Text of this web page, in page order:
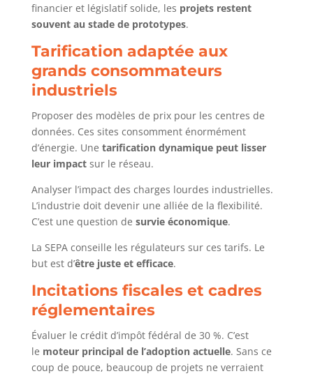
financier et législatif solide, les projets restent
souvent au stade de prototypes.
Tarification adaptée aux
grands consommateurs
industriels
Proposer des modèles de prix pour les centres de
données. Ces sites consomment énormément
d’énergie. Une tarification dynamique peut lisser
leur impactsur le réseau.
Analyser l’impact des charges lourdes industrielles.
L’industrie doit devenir une alliée de la flexibilité.
C’est une question de survie économique.
La SEPA conseille les régulateurs sur ces tarifs. Le
but est d’être juste et efficace.
Incitations fiscales et cadres
réglementaires
Évaluer le crédit d’impôt fédéral de 30 %. C’est
le moteur principal de l’adoption actuelle. Sans ce
coup de pouce, beaucoup de projets ne verraient